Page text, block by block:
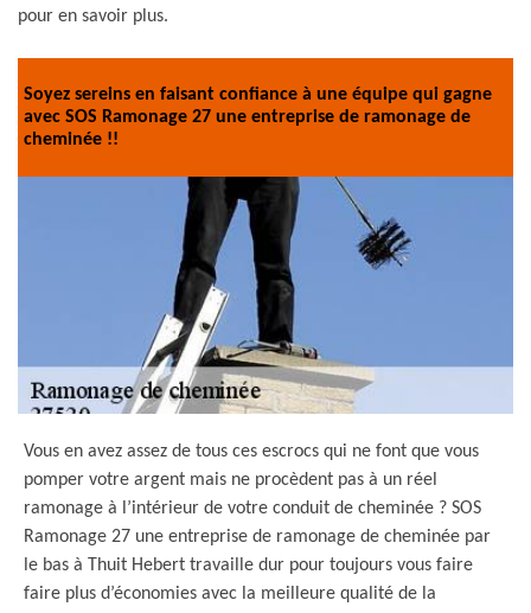
pour en savoir plus.
Soyez sereins en faisant confiance à une équipe qui gagne
avec SOS Ramonage 27 une entreprise de ramonage de
cheminée !!
Vous en avez assez de tous ces escrocs qui ne font que vous
pomper votre argent mais ne procèdent pas à un réel
ramonage à l’intérieur de votre conduit de cheminée ? SOS
Ramonage 27 une entreprise de ramonage de cheminée par
le bas à Thuit Hebert travaille dur pour toujours vous faire
faire plus d’économies avec la meilleure qualité de la